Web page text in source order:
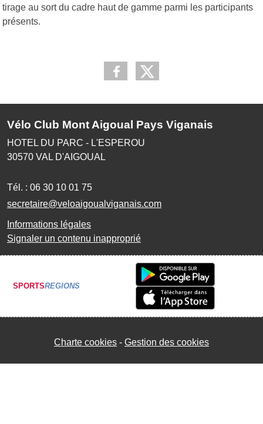
tirage au sort du cadre haut de gamme parmi les participants
présents.
Vélo Club Mont Aigoual Pays Viganais
HOTEL DU PARC - L'ESPEROU
30570 VAL D'AIGOUAL
Tél. : 06 30 10 01 75
secretaire@veloaigoualviganais.com
Informations légales
Signaler un contenu inapproprié
SPORTSREGIONS
Charte cookies Gestion des cookies